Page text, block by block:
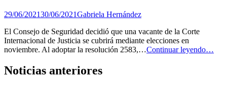
Corte
Internacional
de
29/06/202130/06/2021Gabriela Hernández
El Consejo de Seguridad decidió que una vacante de la Corte
Internacional de Justicia se cubrirá mediante elecciones en
noviembre. Al adoptar la resolución 2583,…Continuar leyendo…
Noticias anteriores